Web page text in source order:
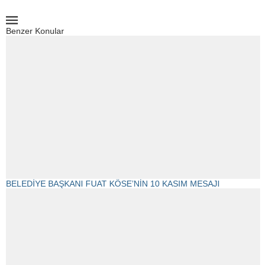
Benzer Konular
BELEDİYE BAŞKANI FUAT KÖSE’NİN 10 KASIM MESAJI